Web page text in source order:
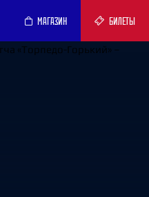
МАГАЗИН БИЛЕТЫ